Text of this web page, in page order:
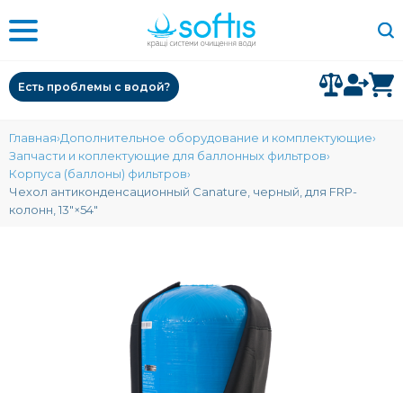
Есть проблемы с водой?
Главная Дополнительное оборудование и комплектующие
Запчасти и коплектующие для баллонных фильтров
Корпуса (баллоны) фильтров
Чехол антиконденсационный Canature, черный, для FRP-
колонн, 13″×54″